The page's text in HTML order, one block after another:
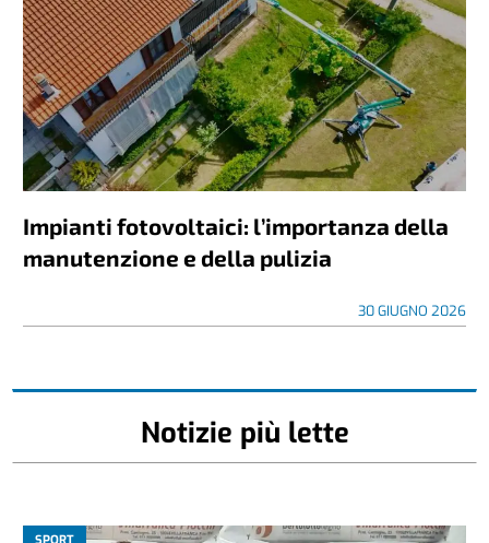
Impianti fotovoltaici: l’importanza della
manutenzione e della pulizia
30 GIUGNO 2026
Notizie più lette